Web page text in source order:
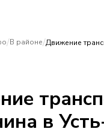
/В районе/Движение
в